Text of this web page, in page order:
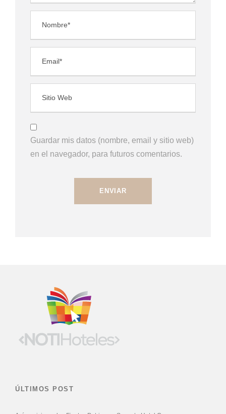
Guardar mis datos (nombre, email y sitio web)
en el navegador, para futuros comentarios.
ÚLTIMOS POST